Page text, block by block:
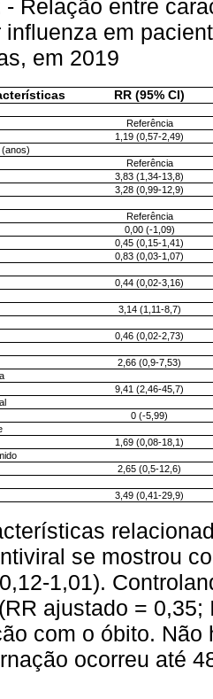
- Relação entre
influenza em
em 2019
RR (95% CI)
Referência
1,19 (0,57-2,49)
Referência
3,83 (1,34-13,8)
3,28 (0,99-12,9)
Referência
0,00 (-1,09)
0,45 (0,15-1,41)
0,83 (0,03-1,07)
0,44 (0,02-3,16)
3,14 (1,11-8,7)
0,46 (0,02-2,73)
2,66 (0,9-7,53)
9,41 (2,46-45,7)
0 (-5,99)
1,69 (0,08-18,1)
2,65 (0,5-12,6)
3,49 (0,41-29,9)
se mostrou
1,01).
ajustado =
com o óbito. Não
ocorreu até